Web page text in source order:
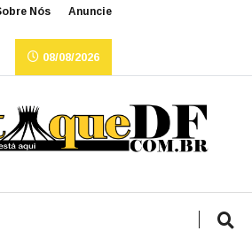
Nós Anuncie
08/08/2026